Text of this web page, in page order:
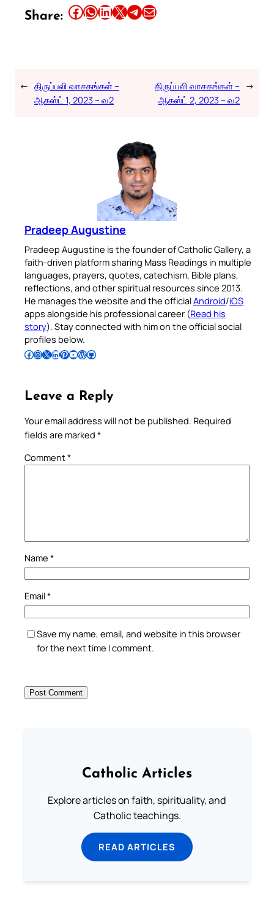
Share: Share this article on Facebook Share this article on WhatsApp Share this article on LinkedIn Share this article on X Share this article on TelegramEmail this Article
← திருப்பலி வாசகங்கள் –
ஆகஸ்ட் 1, 2023 – வ2
திருப்பலி வாசகங்கள் –
ஆகஸ்ட் 2, 2023 – வ2
→
Pradeep Augustine
Pradeep Augustine is the founder of Catholic Gallery, a
faith-driven platform sharing Mass Readings in multiple
languages, prayers, quotes, catechism, Bible plans,
reflections, and other spiritual resources since 2013.
He manages the website and the officialAndroid/iOS
apps alongside his professional career (Read his
story). Stay connected with him on the official social
profiles below.
Follow Pradeep on Facebook Follow Pradeep on InstagramFollow Pradeep on X Follow Pradeep on LinkedIn Follow Pradeep on Pinterest Subscribe to Pradeep’s Youtube Channel Follow Pradeep on WordPress Follow Pradeep on GitHub
Leave a Reply
Your email address will not be published. Required
fields are marked *
Comment*
Name *
Email*
Save my name, email, and website in this browser
for the next time I comment.
Catholic Articles
Explore articles on faith, spirituality, and
Catholic teachings.
READ ARTICLES